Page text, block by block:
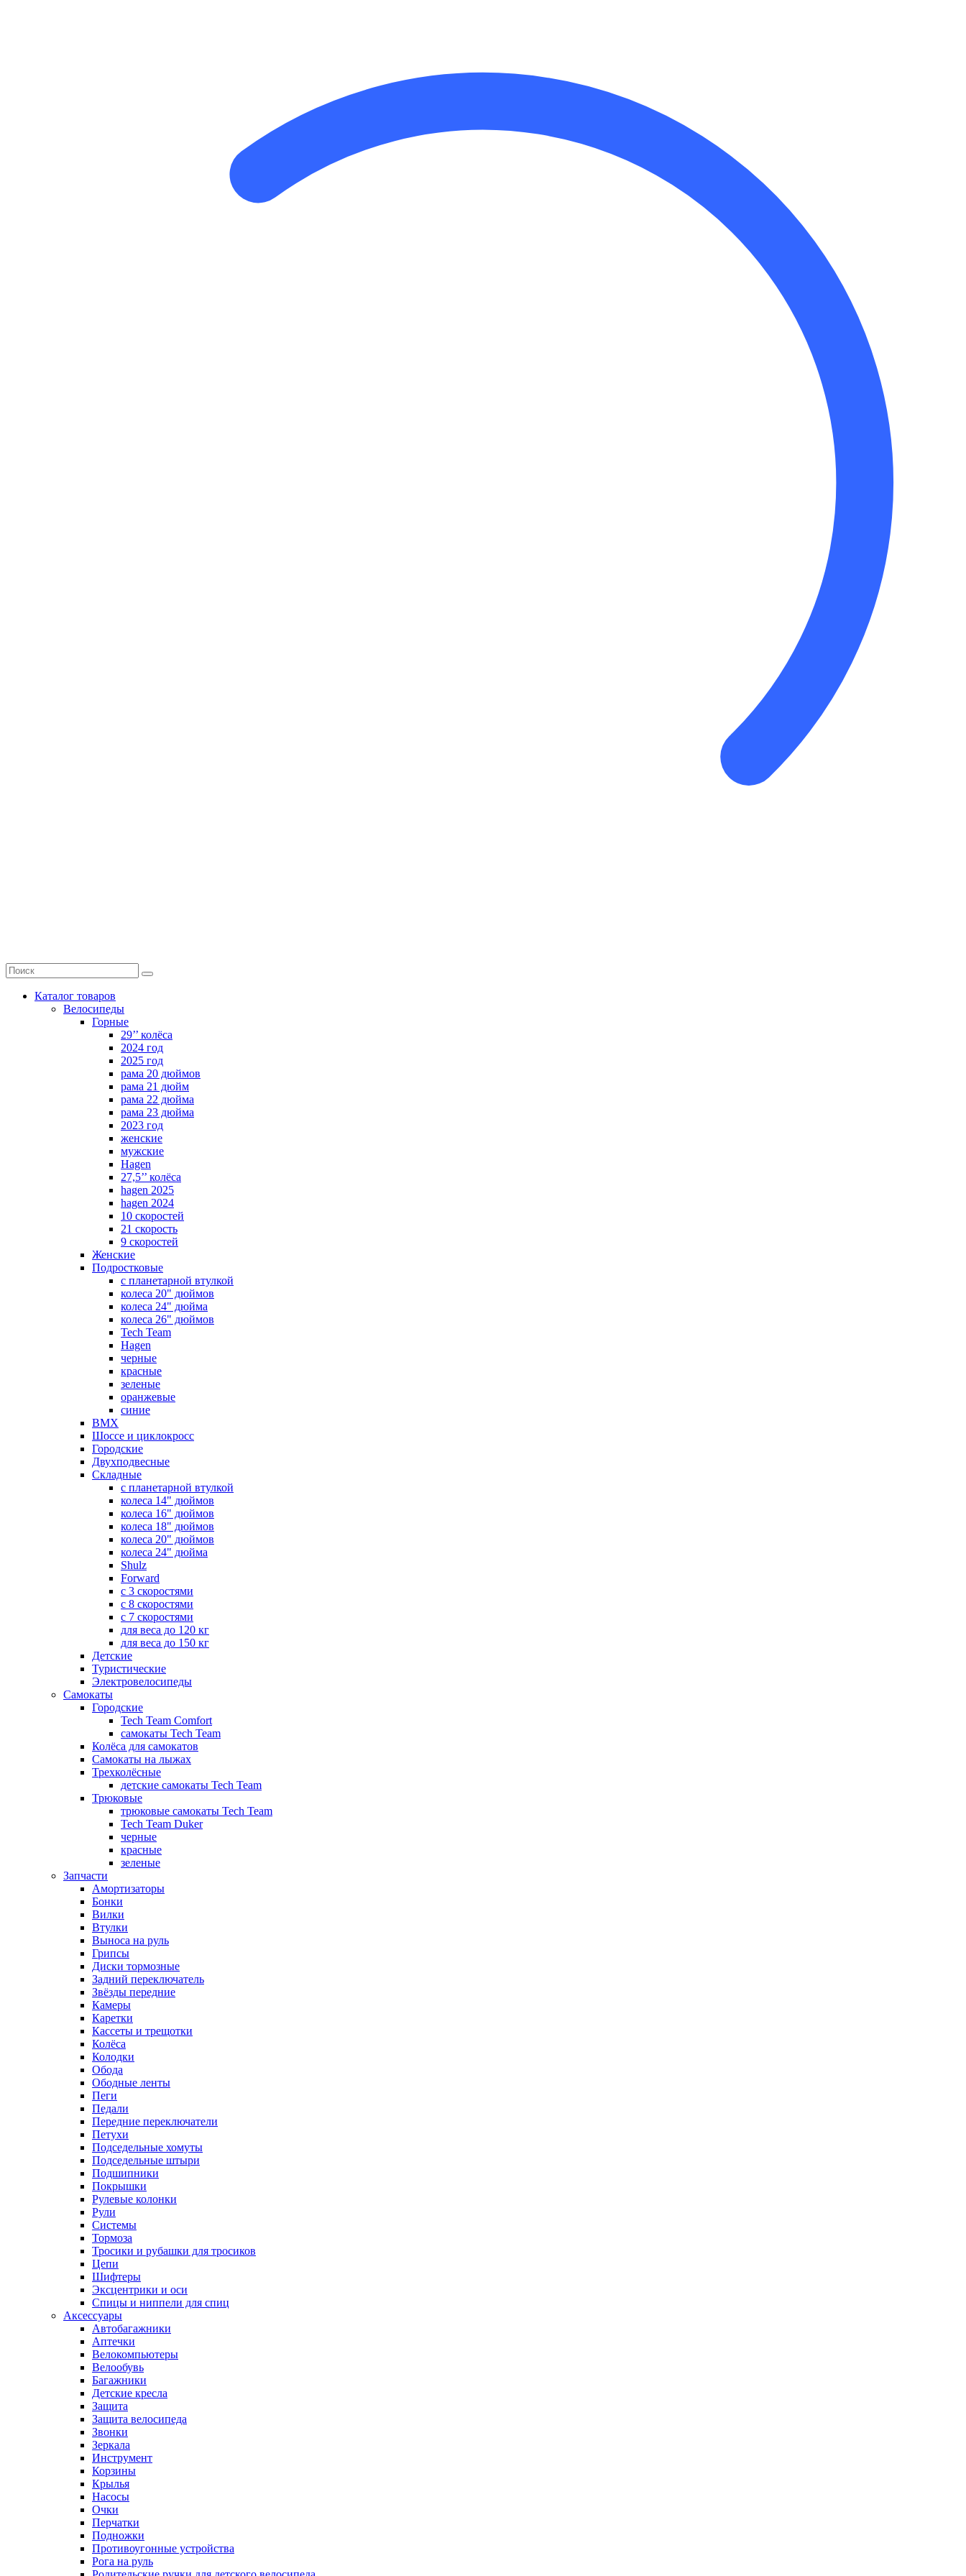
Каталог товаров
Велосипеды
Горные
29’’ колёса
2024 год
2025 год
рама 20 дюймов
рама 21 дюйм
рама 22 дюйма
рама 23 дюйма
2023 год
женские
мужские
Hagen
27,5’’ колёса
hagen 2025
hagen 2024
10 скоростей
21 скорость
9 скоростей
Женские
Подростковые
с планетарной втулкой
колеса 20" дюймов
колеса 24" дюйма
колеса 26" дюймов
Tech Team
Hagen
черные
красные
зеленые
оранжевые
синие
BMX
Шоссе и циклокросс
Городские
Двухподвесные
Складные
с планетарной втулкой
колеса 14" дюймов
колеса 16" дюймов
колеса 18" дюймов
колеса 20" дюймов
колеса 24" дюйма
Shulz
Forward
с 3 скоростями
с 8 скоростями
с 7 скоростями
для веса до 120 кг
для веса до 150 кг
Детские
Туристические
Электровелосипеды
Самокаты
Городские
Tech Team Comfort
самокаты Tech Team
Колёса для самокатов
Самокаты на лыжах
Трехколёсные
детские самокаты Tech Team
Трюковые
трюковые самокаты Tech Team
Tech Team Duker
черные
красные
зеленые
Запчасти
Амортизаторы
Бонки
Вилки
Втулки
Выноса на руль
Грипсы
Диски тормозные
Задний переключатель
Звёзды передние
Камеры
Каретки
Кассеты и трещотки
Колёса
Колодки
Обода
Ободные ленты
Пеги
Педали
Передние переключатели
Петухи
Подседельные хомуты
Подседельные штыри
Подшипники
Покрышки
Рулевые колонки
Рули
Системы
Тормоза
Тросики и рубашки для тросиков
Цепи
Шифтеры
Эксцентрики и оси
Спицы и ниппели для спиц
Аксессуары
Автобагажники
Аптечки
Велокомпьютеры
Велообувь
Багажники
Детские кресла
Защита
Защита велосипеда
Звонки
Зеркала
Инструмент
Корзины
Крылья
Насосы
Очки
Перчатки
Подножки
Противоугонные устройства
Рога на руль